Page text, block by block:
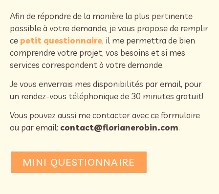
Afin de répondre de la manière la plus pertinente
possible à votre demande, je vous propose de remplir
ce petit questionnaire, il me permettra de bien
comprendre votre projet, vos besoins et si mes
services correspondent à votre demande.
Je vous enverrais mes disponibilités par email, pour
un rendez-vous téléphonique de 30 minutes gratuit!
Vous pouvez aussi me contacter avec ce formulaire
ou par email: contact@florianerobin.com.
MINI QUESTIONNAIRE